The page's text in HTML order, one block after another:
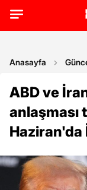
Anasayfa
ABD ve
anlaşması